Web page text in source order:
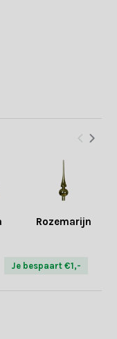
Rozemarijn
Je bespaart €1,-